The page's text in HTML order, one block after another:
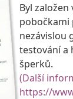
Byl založen
pobočkami
nezávislou
testování a
šperků.
(Další
https://